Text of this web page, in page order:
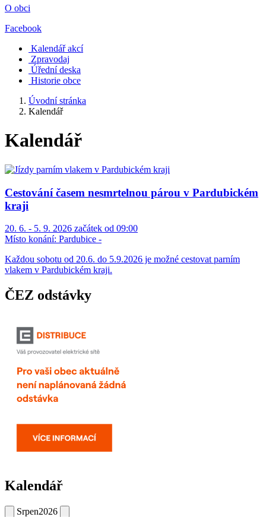
O obci
Facebook
Kalendář akcí
Zpravodaj
Úřední deska
Historie obce
Úvodní stránka
Kalendář
Kalendář
Cestování časem nesmrtelnou párou v Pardubickém
kraji
20. 6. - 5. 9. 2026 začátek od 09:00
Místo konání: Pardubice -
Každou sobotu od 20.6. do 5.9.2026 je možné cestovat parním
vlakem v Pardubickém kraji.
ČEZ odstávky
Kalendář
Srpen2026